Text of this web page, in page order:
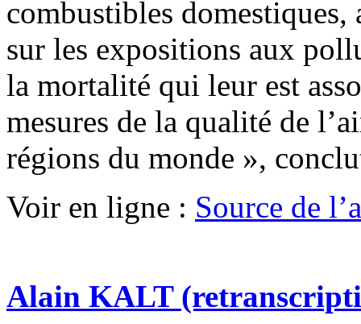
combustibles domestiques,
sur les expositions aux
la mortalité qui leur est
mesures de la qualité de
régions du monde »,
Voir en ligne : Source de
Alain KALT